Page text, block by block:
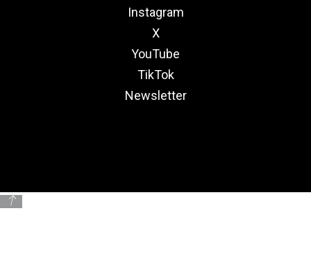
Instagram
X
YouTube
TikTok
Newsletter